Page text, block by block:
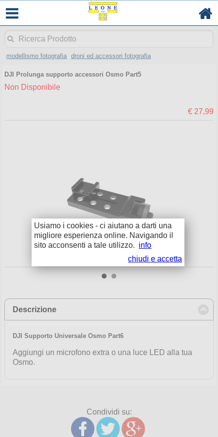
modellismo fotografia droni ed accessori fotografia
DJI Prolunga supporto accessori Osmo Part5
€ 27,99
Non Disponibile
Descrizioneclick to collapse contents
DJI Supporto Universale Osmo Part6
Aggiungi un microfono extra o una luce LED alla tua
Osmo.
Condividi su:
Usiamo i cookies - ci aiutano a darti una
migliore esperienza online. Navigando il
sito acconsenti a tale utilizzo. info
chiudi e accetta